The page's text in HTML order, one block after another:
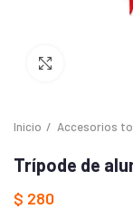
Inicio Accesorios
Trípode de
$ 280